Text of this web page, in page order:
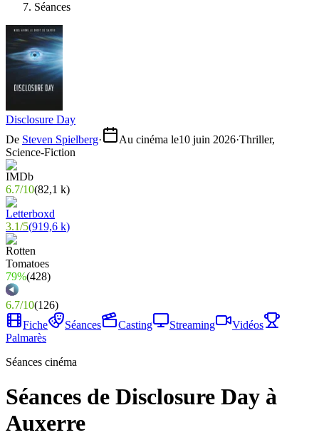
Séances
Disclosure Day
De Steven Spielberg· Au cinéma le10 juin 2026·Thriller,
Science-Fiction
6.7/10(82,1 k)
3.1/5(919,6 k)
79%(428)
6.7/10(126)
Fiche
Séances Casting Streaming
Vidéos
Palmarès
Séances cinéma
Séances de Disclosure Day à
Auxerre